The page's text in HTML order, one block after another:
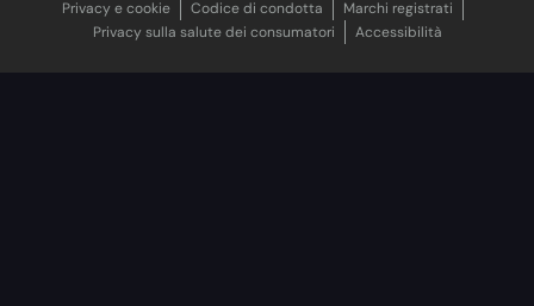
Privacy e cookie
Codice di condotta
Marchi registrati
Privacy sulla salute dei consumatori
Accessibilità